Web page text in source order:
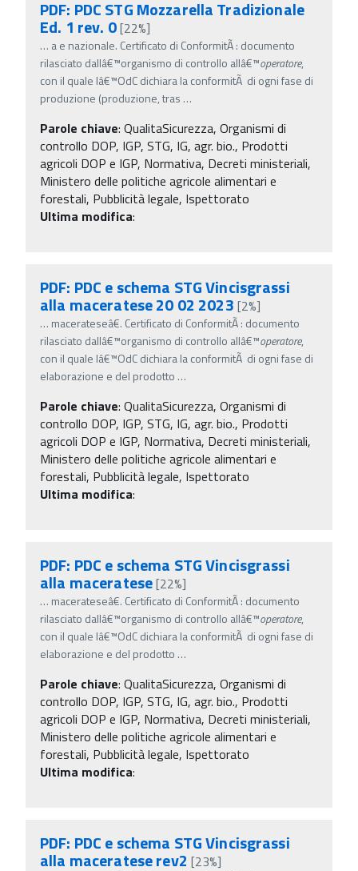
PDF: PDC STG Mozzarella Tradizionale
Ed. 1 rev. 0[22%]
… a e nazionale. Certificato di ConformitÃ : documento
rilasciato dallâ€™organismo di controllo allâ€™operatore,
con il quale lâ€™OdC dichiara la conformitÃ di ogni fase di
produzione (produzione, tras …
Parole chiave: QualitaSicurezza, Organismi di
controllo DOP, IGP, STG, IG, agr. bio., Prodotti
agricoli DOP e IGP, Normativa, Decreti ministeriali,
Ministero delle politiche agricole alimentari e
forestali, Pubblicità legale, Ispettorato
Ultima modifica:
PDF: PDC e schema STG Vincisgrassi
alla maceratese 20 02 2023 [2%]
… macerateseâ€. Certificato di ConformitÃ : documento
rilasciato dallâ€™organismo di controllo allâ€™operatore,
con il quale lâ€™OdC dichiara la conformitÃ di ogni fase di
elaborazione e del prodotto …
Parole chiave: QualitaSicurezza, Organismi di
controllo DOP, IGP, STG, IG, agr. bio., Prodotti
agricoli DOP e IGP, Normativa, Decreti ministeriali,
Ministero delle politiche agricole alimentari e
forestali, Pubblicità legale, Ispettorato
Ultima modifica:
PDF: PDC e schema STG Vincisgrassi
alla maceratese[22%]
… macerateseâ€. Certificato di ConformitÃ : documento
rilasciato dallâ€™organismo di controllo allâ€™operatore,
con il quale lâ€™OdC dichiara la conformitÃ di ogni fase di
elaborazione e del prodotto …
Parole chiave: QualitaSicurezza, Organismi di
controllo DOP, IGP, STG, IG, agr. bio., Prodotti
agricoli DOP e IGP, Normativa, Decreti ministeriali,
Ministero delle politiche agricole alimentari e
forestali, Pubblicità legale, Ispettorato
Ultima modifica:
PDF: PDC e schema STG Vincisgrassi
alla maceratese rev2 [23%]